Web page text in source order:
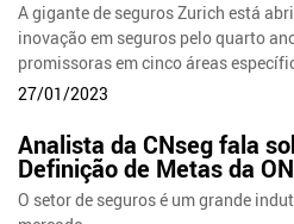
A gigante de seguros Zurich está
inovação em seguros pelo quarto
promissoras em cinco áreas
27/01/2023
Analista da CNseg fala
Definição de Metas da
O setor de seguros é um grande